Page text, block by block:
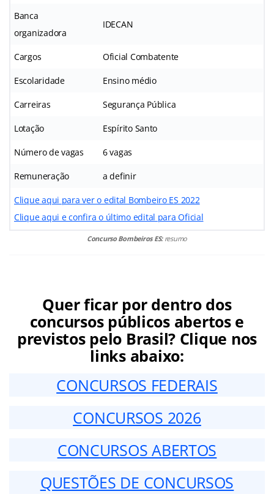
Banca
organizadora
IDECAN
Cargos Oficial Combatente
Escolaridade Ensino médio
Carreiras Segurança Pública
Lotação Espírito Santo
Número de vagas 6 vagas
Remuneração a definir
Clique aqui para ver o edital Bombeiro ES 2022
Clique aqui e confira o último edital para Oficial
Concurso Bombeiros ES:resumo
Quer ficar por dentro dos
concursos públicos abertos e
previstos pelo Brasil? Clique nos
links abaixo:
CONCURSOS FEDERAIS
CONCURSOS 2026
CONCURSOS ABERTOS
QUESTÕES DE CONCURSOS